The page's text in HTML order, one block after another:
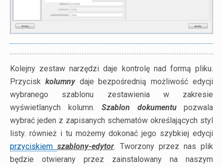
Kolejny zestaw narzędzi daje kontrolę nad formą pliku.
Przycisk kolumnydaje bezpośrednią możliwość edycji
wybranego szablonu zestawienia w zakresie
wyświetlanych kolumn. Szablon dokumentupozwala
wybrać jeden z zapisanych schematów określających styl
listy. również i tu możemy dokonać jego szybkiej edycji
przyciskiem szablony-edytor. Tworzony przez nas plik
będzie otwierany przez zainstalowany na naszym